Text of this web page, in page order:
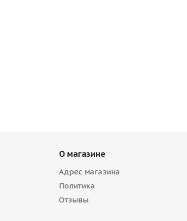
О магазине
Адрес магазина
Политика
Отзывы